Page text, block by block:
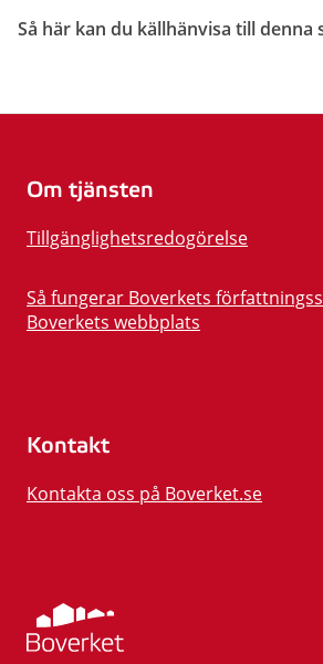
Så här kan du källhänvisa till denna
Om tjänsten
Tillgänglighetsredogörelse
Så fungerar Boverkets
Boverkets webbplats
Kontakt
Kontakta oss på Boverket.se